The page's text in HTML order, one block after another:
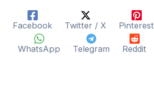
Facebook Twitter / X Pinterest
WhatsApp Telegram Reddit